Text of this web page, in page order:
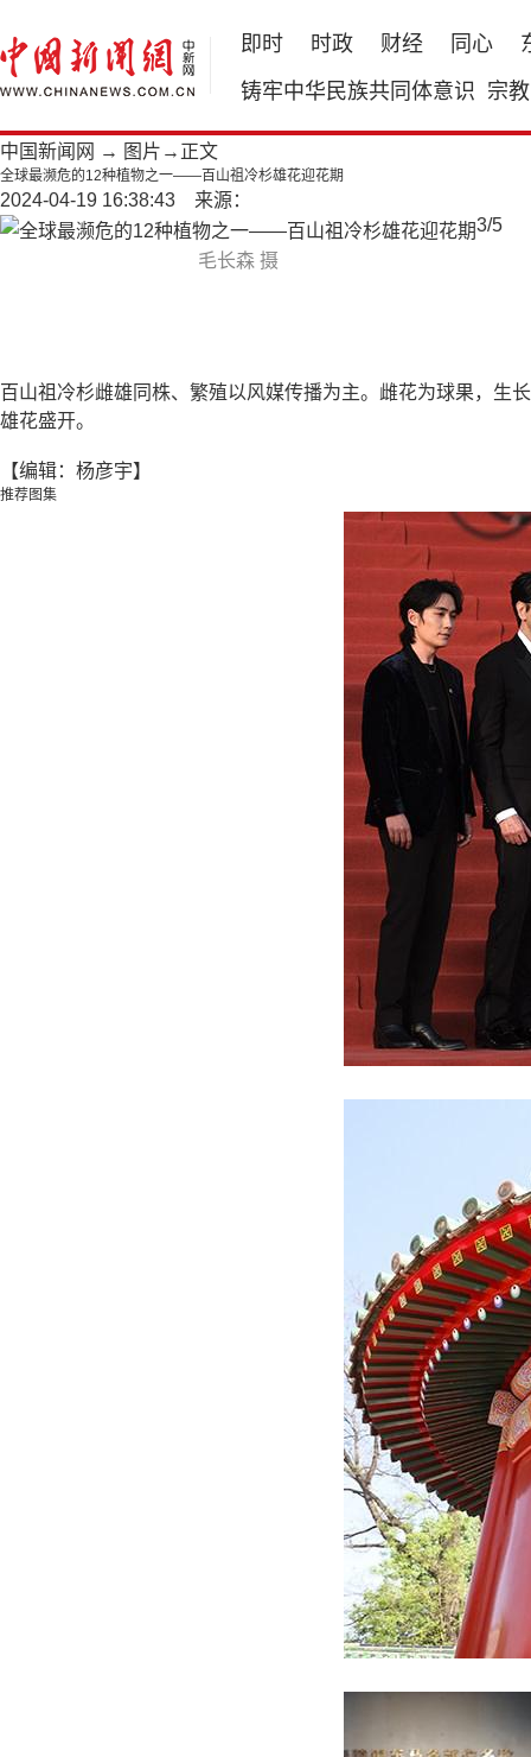
即时 时政 财经 同心
铸牢中华民族共同体意识 宗教
中国新闻网 → 图片 →正文
全球最濒危的12种植物之一——百山祖冷杉雄花迎花期
2024-04-19 16:38:43 来源：
毛长森 摄
3/5
百山祖冷杉雌雄同株、繁殖以风媒传播为主。雌花为球果，生
雄花盛开。
【编辑：杨彦宇】
推荐图集